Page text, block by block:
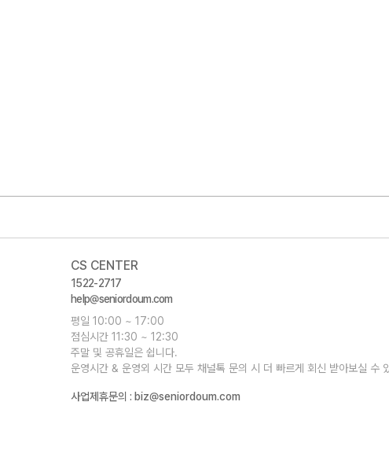
CS CENTER
1522-2717
help@seniordoum.com
평일 10:00 ~ 17:00
점심시간 11:30 ~ 12:30
주말 및 공휴일은 쉽니다.
운영시간 & 운영외 시간 모두 채널톡 문의 시 더 빠르게 회신 받아보실 수
사업제휴문의 : biz@seniordoum.com